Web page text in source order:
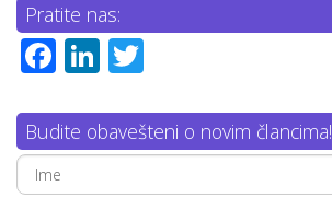
Pratite nas:
Facebook
LinkedIn
Budite obavešteni o novim člancima!